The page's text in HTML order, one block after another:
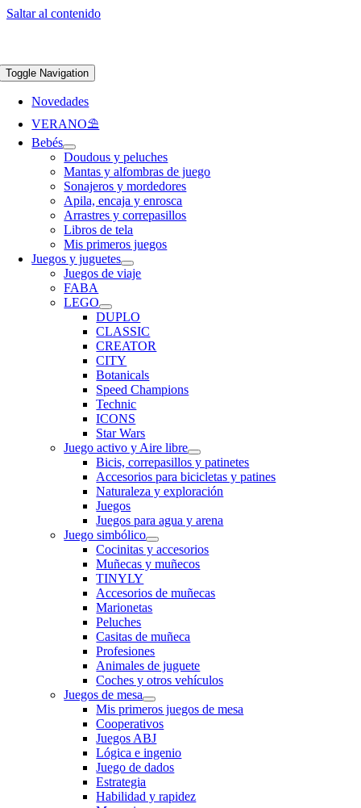
Saltar al contenido
Toggle Navigation
Novedades
VERANO⛱️​
Bebés
Doudous y peluches
Mantas y alfombras de juego
Sonajeros y mordedores
Apila, encaja y enrosca
Arrastres y correpasillos
Libros de tela
Mis primeros juegos
Juegos y juguetes
Juegos de viaje
FABA
LEGO
DUPLO
CLASSIC
CREATOR
CITY
Botanicals
Speed Champions
Technic
ICONS
Star Wars
Juego activo y Aire libre
Bicis, correpasillos y patinetes
Accesorios para bicicletas y patines
Naturaleza y exploración
Juegos
Juegos para agua y arena
Juego simbólico
Cocinitas y accesorios
Muñecas y muñecos
TINYLY
Accesorios de muñecas
Marionetas
Peluches
Casitas de muñeca
Profesiones
Animales de juguete
Coches y otros vehículos
Juegos de mesa
Mis primeros juegos de mesa
Cooperativos
Juegos ABJ
Lógica e ingenio
Juego de dados
Estrategia
Habilidad y rapidez